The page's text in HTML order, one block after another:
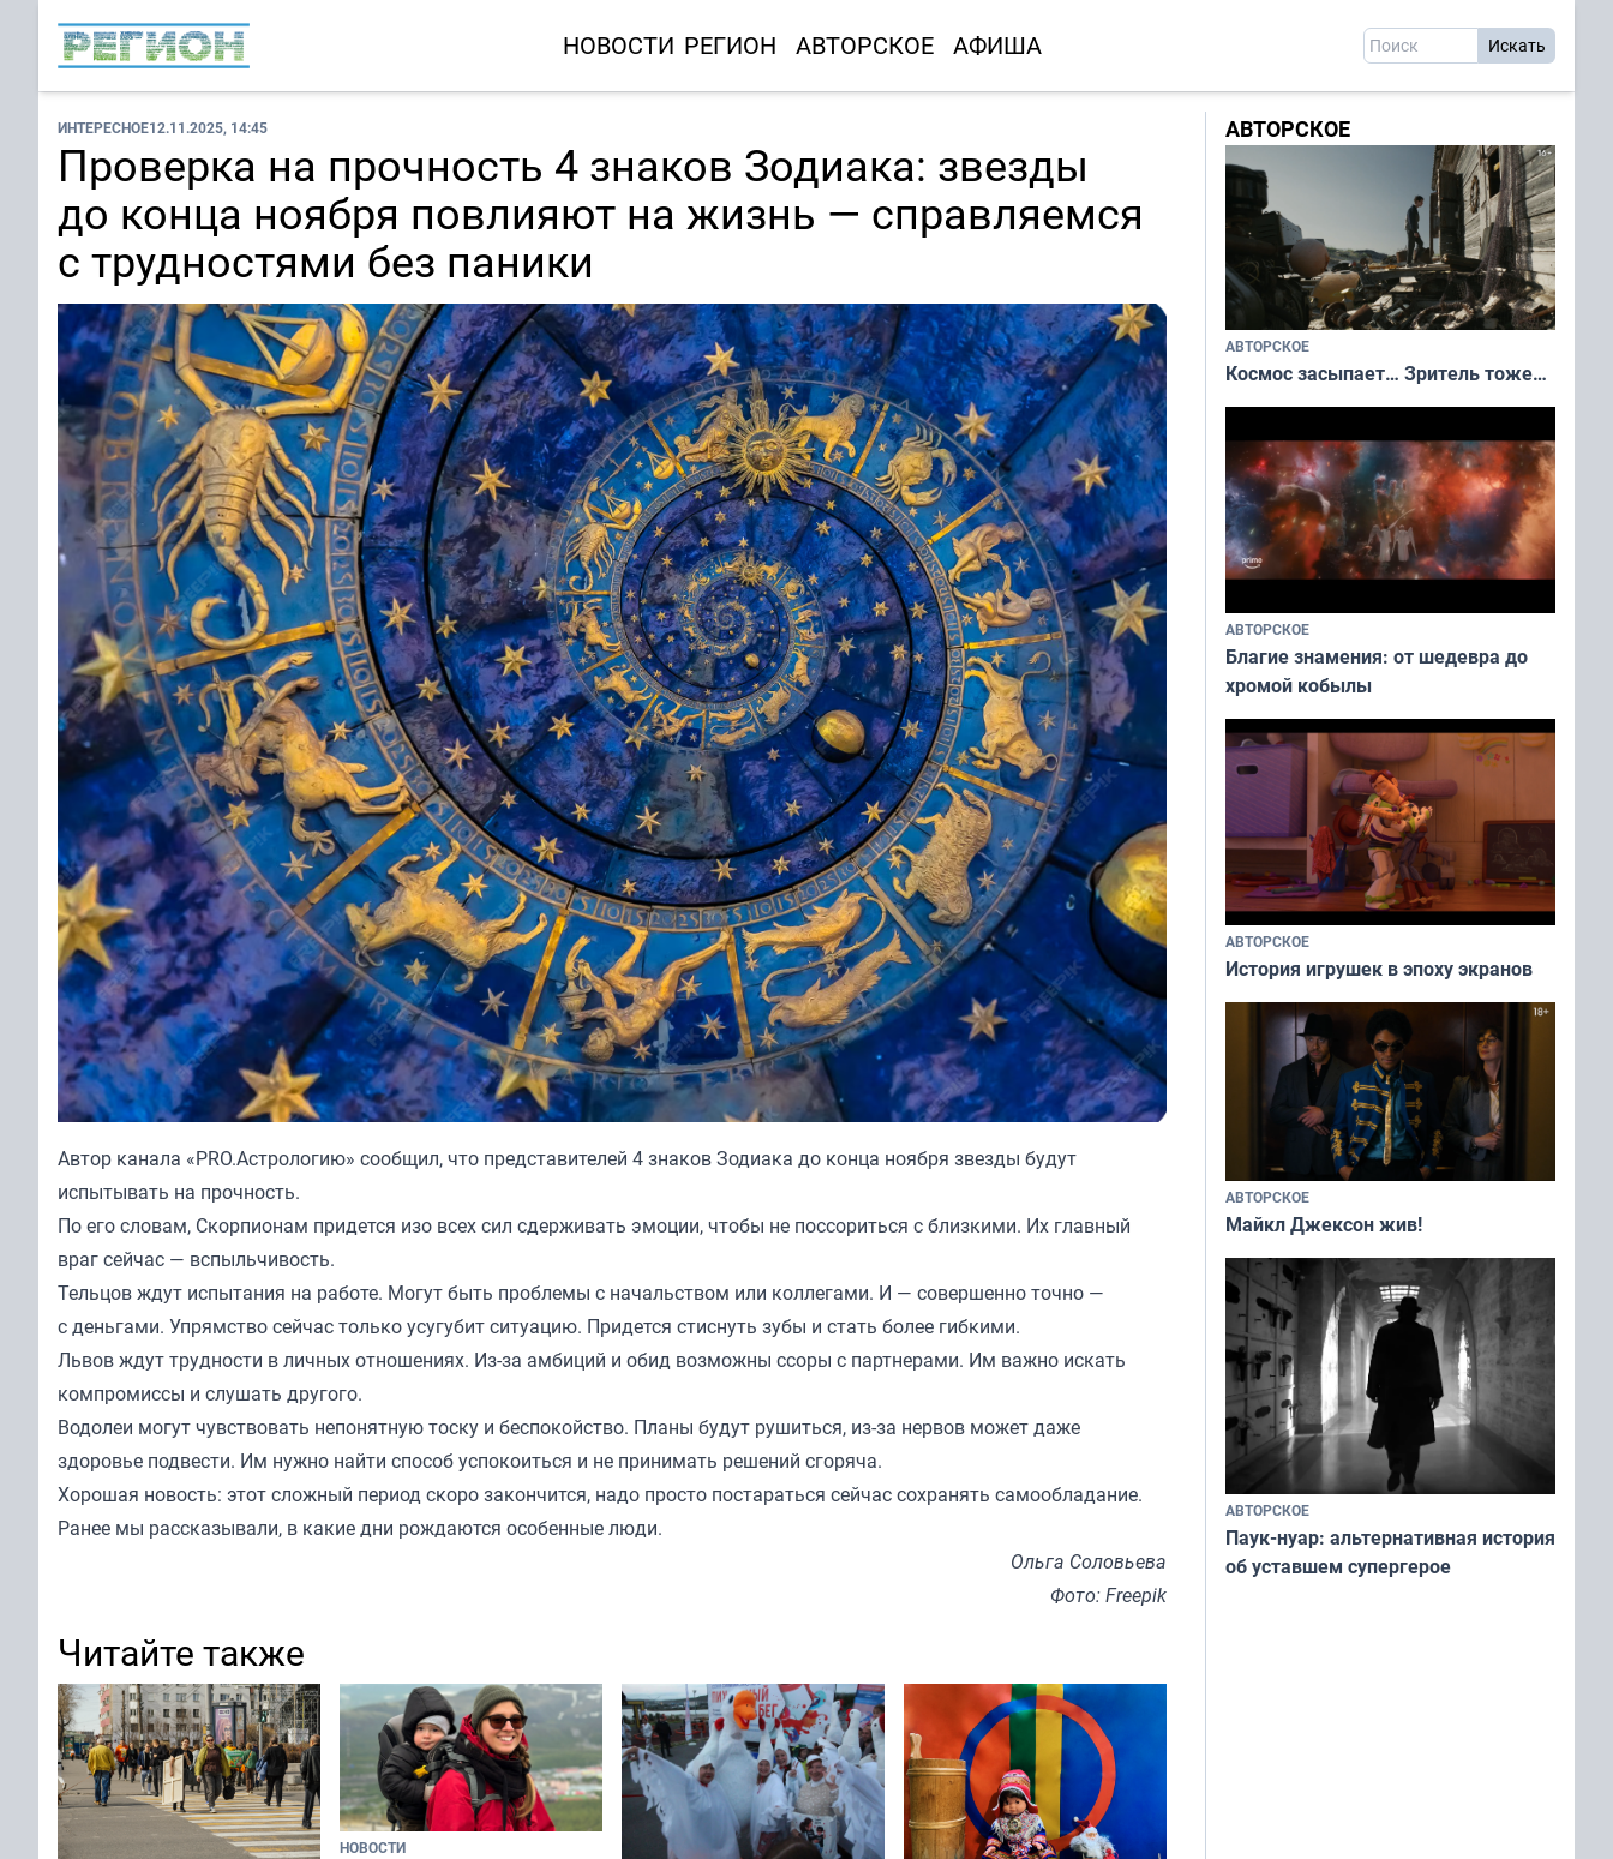
НОВОСТИ РЕГИОН АВТОРСКОЕ АФИША
ИНТЕРЕСНОЕ12.11.2025, 14:45
Проверка на прочность 4 знаков Зодиака: звезды
до конца ноября повлияют на жизнь — справляемся
с трудностями без паники
Автор канала «PRO.Астрологию» сообщил, что представителей 4 знаков Зодиака до конца ноября звезды будут
испытывать на прочность.
По его словам, Скорпионам придется изо всех сил сдерживать эмоции, чтобы не поссориться с близкими. Их главный
враг сейчас — вспыльчивость.
Тельцов ждут испытания на работе. Могут быть проблемы с начальством или коллегами. И — совершенно точно —
с деньгами. Упрямство сейчас только усугубит ситуацию. Придется стиснуть зубы и стать более гибкими.
Львов ждут трудности в личных отношениях. Из-за амбиций и обид возможны ссоры с партнерами. Им важно искать
компромиссы и слушать другого.
Водолеи могут чувствовать непонятную тоску и беспокойство. Планы будут рушиться, из-за нервов может даже
здоровье подвести. Им нужно найти способ успокоиться и не принимать решений сгоряча.
Хорошая новость: этот сложный период скоро закончится, надо просто постараться сейчас сохранять самообладание.
Ранее мы рассказывали, в какие дни рождаются особенные люди.
Ольга Соловьева
Фото: Freepik
Читайте также
НОВОСТИ
АВТОРСКОЕ
АВТОРСКОЕ
Космос засыпает… Зритель тоже…
АВТОРСКОЕ
Благие знамения: от шедевра до
хромой кобылы
АВТОРСКОЕ
История игрушек в эпоху экранов
АВТОРСКОЕ
Майкл Джексон жив!
АВТОРСКОЕ
Паук-нуар: альтернативная история
об уставшем супергерое